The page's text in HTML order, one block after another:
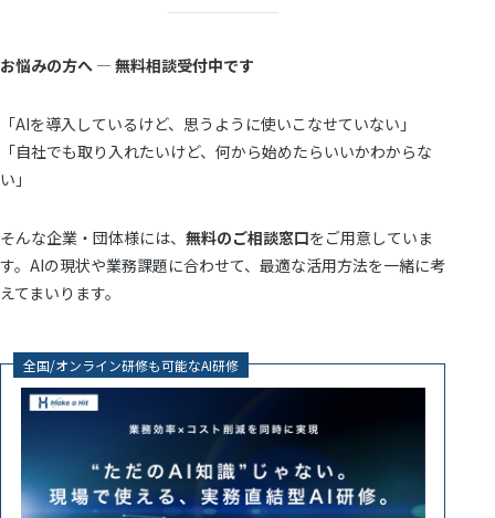
お悩みの方へ ― 無料相談受付中です
「AIを導入しているけど、思うように使いこなせていない」
「自社でも取り入れたいけど、何から始めたらいいかわからな
い」
そんな企業・団体様には、 無料のご相談窓口をご用意していま
す。AIの現状や業務課題に合わせて、最適な活用方法を一緒に考
えてまいります。
全国/オンライン研修も可能なAI研修